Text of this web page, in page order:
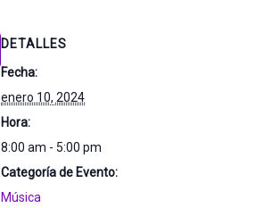
DETALLES
Fecha:
enero 10, 2024
Hora:
8:00 am - 5:00 pm
Categoría de Evento:
Música